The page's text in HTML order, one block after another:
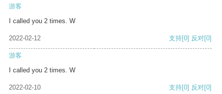
游客
I called you 2 times. W
2022-02-12 支持[0] 反对[0]
游客
I called you 2 times. W
2022-02-10 支持[0] 反对[0]